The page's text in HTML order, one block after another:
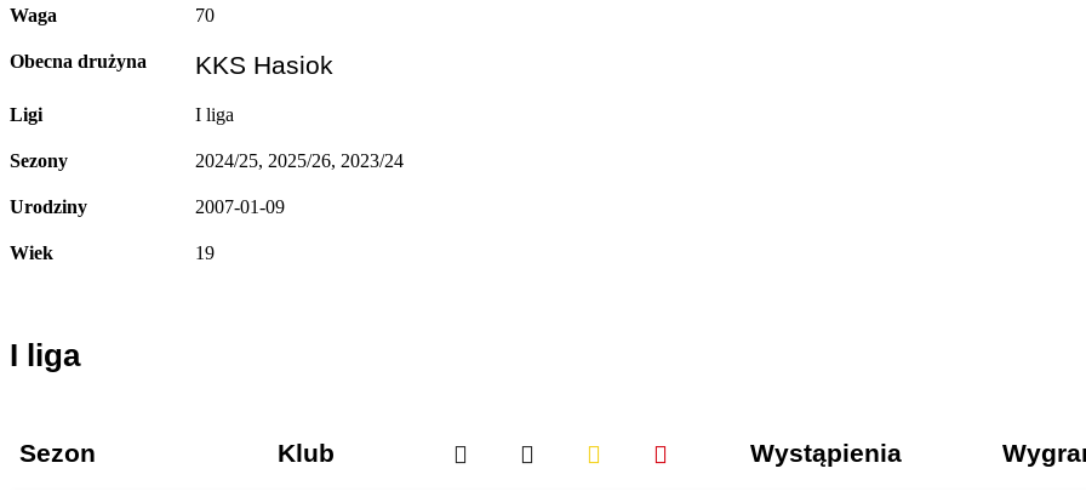
Waga 70
Obecna drużyna KKS Hasiok
Ligi I liga
Sezony 2024/25, 2025/26, 2023/24
Urodziny 2007-01-09
Wiek 19
I liga
Sezon Klub Wystąpienia